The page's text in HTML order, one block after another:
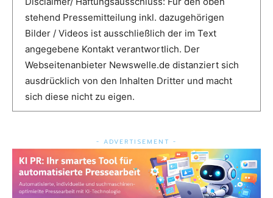
stehend Pressemitteilung inkl. dazugehörigen
Bilder / Videos ist ausschließlich der im Text
angegebene Kontakt verantwortlich. Der
Webseitenanbieter Newswelle.de distanziert sich
ausdrücklich von den Inhalten Dritter und macht
sich diese nicht zu eigen.
- ADVERTISEMENT -